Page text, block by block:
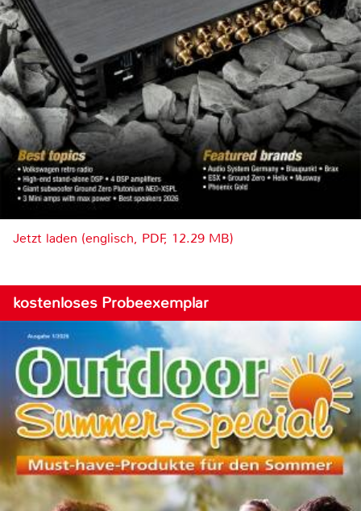
Jetzt laden (englisch, PDF, 12.29 MB)
kostenloses Probeexemplar